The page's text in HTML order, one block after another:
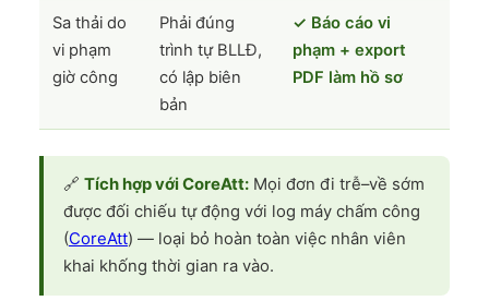
Sa thải do
vi phạm
giờ công
Phải đúng
trình tự BLLĐ,
có lập biên
bản
✓ Báo cáo vi
phạm + export
PDF làm hồ sơ
🔗 Tích hợp với CoreAtt: Mọi đơn đi trễ–về sớm
được đối chiếu tự động với log máy chấm công
(CoreAtt) — loại bỏ hoàn toàn việc nhân viên
khai khống thời gian ra vào.